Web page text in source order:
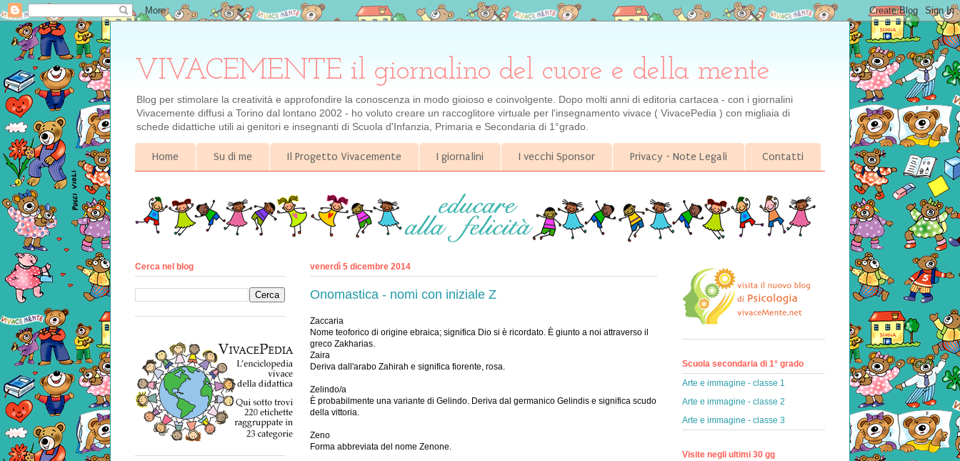
VIVACEMENTE il giornalino del cuore e della mente
Blog per stimolare la creatività e approfondire la conoscenza in modo gioioso e coinvolgente. Dopo molti anni di editoria cartacea - con i giornalini
Vivacemente diffusi a Torino dal lontano 2002 - ho voluto creare un raccoglitore virtuale per l'insegnamento vivace ( VivacePedia ) con migliaia di
schede didattiche utili ai genitori e insegnanti di Scuola d'Infanzia, Primaria e Secondaria di 1°grado.
Home Su di me Il Progetto Vivacemente I giornalini I vecchi Sponsor Privacy - Note Legali Contatti
venerdì 5 dicembre 2014
Onomastica - nomi con iniziale Z
Zaccaria
Nome teoforico di origine ebraica; significa Dio si è ricordato. È giunto a noi attraverso il
greco Zakharias.
Zaira
Deriva dall'arabo Zahirah e significa fiorente, rosa.
Zelindo/a
È probabilmente una variante di Gelindo. Deriva dal germanico Gelindis e significa scudo
della vittoria.
Zeno
Forma abbreviata del nome Zenone.
Cerca nel blog
Scuola secondaria di 1° grado
Arte e immagine - classe 1
Arte e immagine - classe 2
Arte e immagine - classe 3
Visite negli ultimi 30 gg